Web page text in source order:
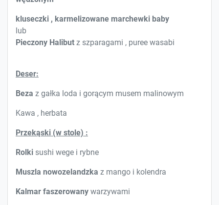
kluseczki , karmelizowane marchewki baby
lub
Pieczony Halibut z szparagami , puree wasabi
Deser:
Beza z gałka loda i gorącym musem malinowym
Kawa , herbata
Przekąski (w stole) :
Rolki sushi wege i rybne
Muszla nowozelandzka z mango i kolendra
Kalmar faszerowany warzywami